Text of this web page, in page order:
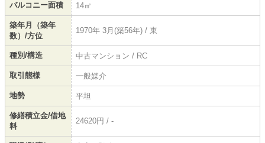
バルコニー面積 14㎡
築年月（築年
数）/方位
1970年 3月(築56年) / 東
種別/構造 中古マンション / RC
取引態様 一般媒介
地勢 平坦
修繕積立金/借地
料
24620円 / -